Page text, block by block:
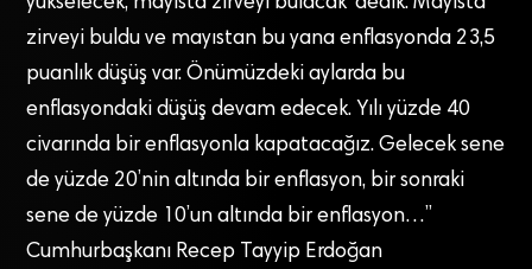
zirveyi buldu ve mayıstan bu yana enflasyonda 23,5
puanlık düşüş var. Önümüzdeki aylarda bu
enflasyondaki düşüş devam edecek. Yılı yüzde 40
civarında bir enflasyonla kapatacağız. Gelecek sene
de yüzde 20’nin altında bir enflasyon, bir sonraki
sene de yüzde 10’un altında bir enflasyon…”
Cumhurbaşkanı Recep Tayyip Erdoğan